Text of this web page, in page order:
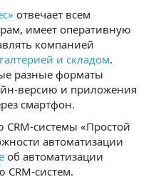
отвечает всем
имеет оперативную
компанией
и складом.
разные форматы
версию и приложения
смартфон.
системы «Простой
автоматизации
об автоматизации
систем.